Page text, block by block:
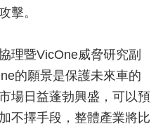
擊。
理暨VicOne威脅研究副
的願景是保護未來車的
場日益蓬勃興盛，可以預
不擇手段，整體產業將比